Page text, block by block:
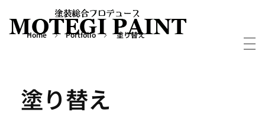
Home Portfolio 塗り替え
塗り替え